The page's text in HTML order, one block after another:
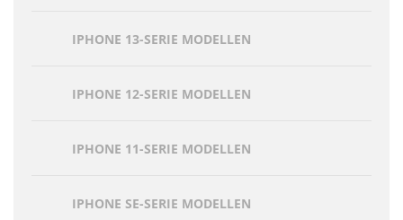
IPHONE 13-SERIE MODELLEN
IPHONE 12-SERIE MODELLEN
IPHONE 11-SERIE MODELLEN
IPHONE SE-SERIE MODELLEN